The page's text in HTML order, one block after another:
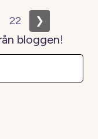
22 ❯
bloggen!